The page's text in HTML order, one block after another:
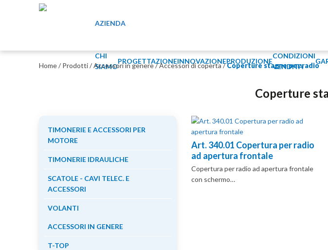
AZIENDA
CHI
SIAMO
PROGETTAZIONEINNOVAZIONEPRODUZIONE
CONDIZIONI
VENDITA
Home/ Prodotti/Accessori in genere/Accessori di coperta/Coperture stagne per radio
Coperture
TIMONERIE E ACCESSORI PER
MOTORE
TIMONERIE IDRAULICHE
SCATOLE - CAVI TELEC. E
ACCESSORI
VOLANTI
ACCESSORI IN GENERE
T-TOP
Art. 340.01 Copertura per radio
ad apertura frontale
Copertura per radio ad apertura frontale
con schermo…